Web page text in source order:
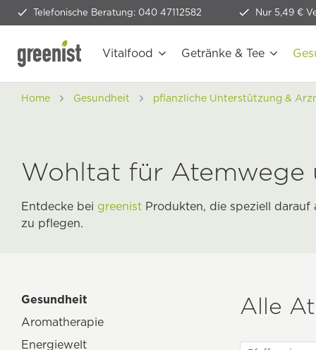
Telefonische Beratung: 040 47112582 Nur 5,49 €
Vitalfood Getränke & Tee
Home Gesundheit pflanzliche Unterstützung &
Wohltat für Atemwege
Entdecke bei greenist Produkten, die speziell
zu pflegen.
Gesundheit
Aromatherapie
Energiewelt
Alle